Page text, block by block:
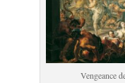
Vengeance